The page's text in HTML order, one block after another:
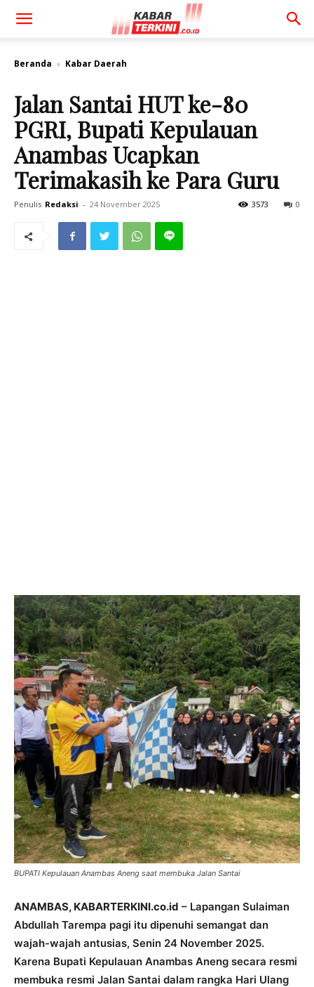
Beranda Kabar Daerah
Jalan Santai HUT ke-80
PGRI, Bupati Kepulauan
Anambas Ucapkan
Terimakasih ke Para Guru
Penulis Redaksi - 24 November 2025 0
3573
BUPATI Kepulauan Anambas Aneng saat membuka Jalan Santai
ANAMBAS, KABARTERKINI.co.id – Lapangan Sulaiman
Abdullah Tarempa pagi itu dipenuhi semangat dan
wajah-wajah antusias, Senin 24 November 2025.
Karena Bupati Kepulauan Anambas Aneng secara resmi
membuka resmi Jalan Santai dalam rangka Hari Ulang